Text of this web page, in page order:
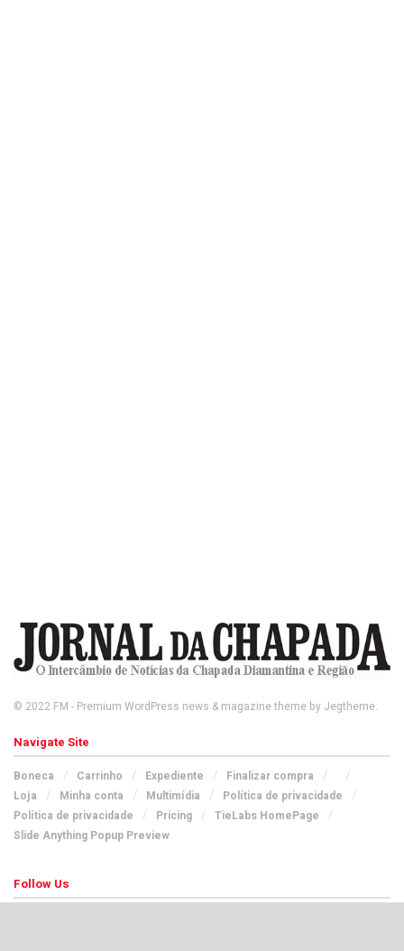
© 2022 FM - Premium WordPress news & magazine theme by Jegtheme.
Navigate Site
Boneca Carrinho Expediente
Finalizar compra
Loja
Minha conta Multimídia
Política de privacidade
Política de privacidade
Pricing
TieLabs HomePage
Slide Anything Popup Preview
Follow Us